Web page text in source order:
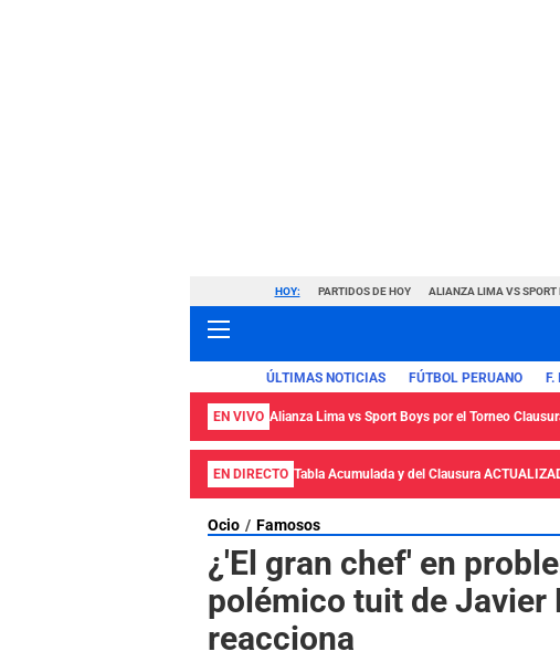
HOY: PARTIDOS DE HOY ALIANZA LIMA VS SPORT
ÚLTIMAS NOTICIAS FÚTBOL PERUANO
EN VIVO Alianza Lima vs Sport Boys por el Torneo
EN DIRECTO Tabla Acumulada y del Clausura
Ocio Famosos
¿'El gran chef' en
polémico tuit de Javier
reacciona